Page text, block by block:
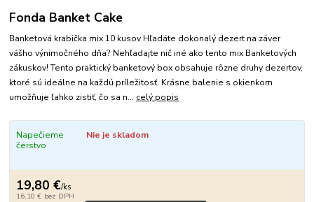
Fonda Banket Cake
Banketová krabička mix 10 kusov Hľadáte dokonalý dezert na záver
vášho výnimočného dňa? Nehľadajte nič iné ako tento mix Banketových
zákuskov! Tento praktický banketový box obsahuje rôzne druhy dezertov,
ktoré sú ideálne na každú príležitosť. Krásne balenie s okienkom
umožňuje ľahko zistiť, čo sa n... celý popis
Napečieme
čerstvo
Nie je skladom
19,80 €/ks
16,10 € bez DPH